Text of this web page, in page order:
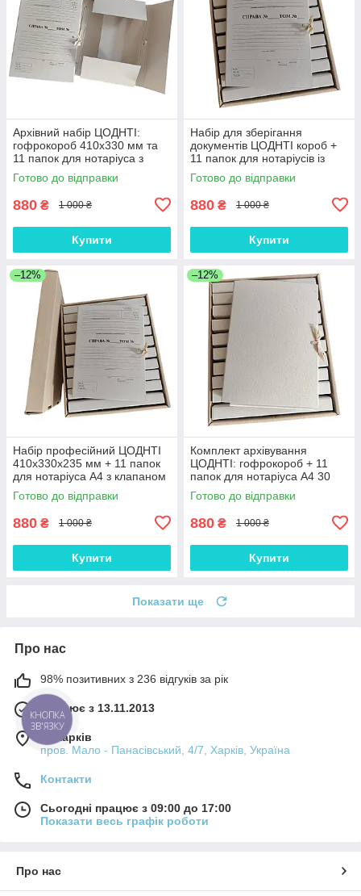
Архівний набір ЦОДНТІ:
гофрокороб 410х330 мм та
11 папок для нотаріуса з
клапаном корінець 30 мм
(NAB-GB-410+11PA4К-30-3)
Готово до відправки
880 ₴ 1 000 ₴
Купити
Набір для зберігання
документів ЦОДНТІ короб +
11 папок для нотаріусів із
клапаном корінець 30 мм
(NAB-GB-410+11PA4КТ-30-1)
Готово до відправки
880 ₴ 1 000 ₴
Купити
–12%
Набір професійний ЦОДНТІ
410х330х235 мм + 11 папок
для нотаріуса А4 з клапаном
корінець 30 мм (NAB-GB-
410+11PA4К-30-2)
Готово до відправки
880 ₴ 1 000 ₴
Купити
–12%
Комплект архівування
ЦОДНТІ: гофрокороб + 11
папок для нотаріуса А4 30
мм (NAB-GB-410+11PA4-30-
2)
Готово до відправки
880 ₴ 1 000 ₴
Купити
Показати ще
Про нас
98% позитивних з 236 відгуків за рік
Працює з 13.11.2013
м. Харків
пров. Мало - Панасівський, 4/7, Харків, Україна
Контакти
Сьогодні працює з 09:00 до 17:00
Показати весь графік роботи
Про нас
КНОПКА
ЗВ'ЯЗКУ